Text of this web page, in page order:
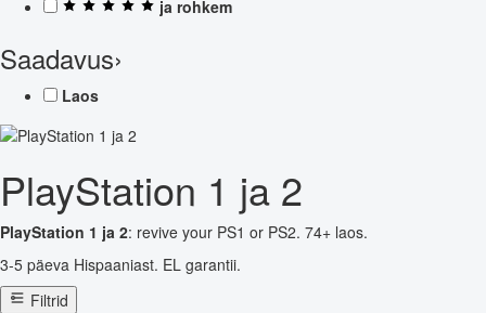
ja rohkem
Saadavus›
Laos
PlayStation 1 ja 2
PlayStation 1 ja 2: revive your PS1 or PS2. 74+ laos.
3-5 päeva Hispaaniast. EL garantii.
Filtrid